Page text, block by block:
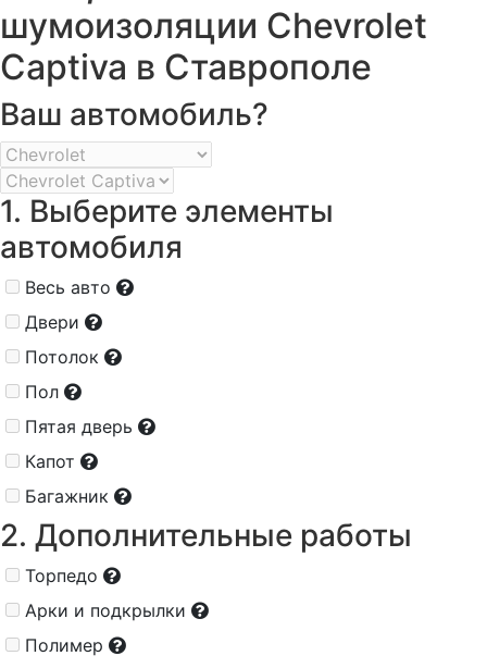
шумоизоляции Chevrolet
Captiva в Ставрополе
Ваш автомобиль?
1. Выберите элементы
автомобиля
Весь авто
Двери
Потолок
Пол
Пятая дверь
Капот
Багажник
2. Дополнительные работы
Торпедо
Арки и подкрылки
Полимер